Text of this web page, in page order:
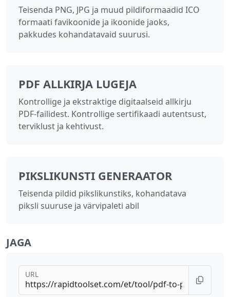
Teisenda PNG, JPG ja muud pildiformaadid ICO
formaati favikoonide ja ikoonide jaoks,
pakkudes kohandatavaid suurusi.
PDF ALLKIRJA LUGEJA
Kontrollige ja ekstraktige digitaalseid allkirju
PDF-failidest. Kontrollige sertifikaadi autentsust,
terviklust ja kehtivust.
PIKSLIKUNSTI GENERAATOR
Teisenda pildid pikslikunstiks, kohandatava
piksli suuruse ja värvipaleti abil
JAGA
URL